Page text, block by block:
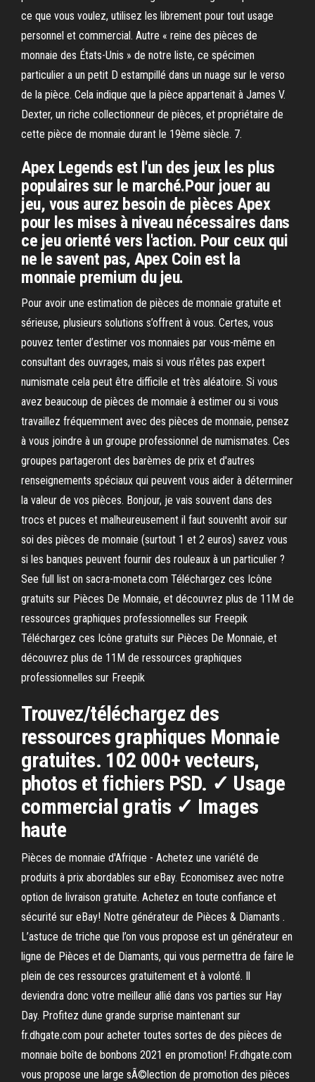
ce que vous voulez, utilisez les librement pour tout usage
personnel et commercial. Autre « reine des pièces de
monnaie des États-Unis » de notre liste, ce spécimen
particulier a un petit D estampillé dans un nuage sur le verso
de la pièce. Cela indique que la pièce appartenait à James V.
Dexter, un riche collectionneur de pièces, et propriétaire de
cette pièce de monnaie durant le 19ème siècle. 7.
Apex Legends est l'un des jeux les plus
populaires sur le marché.Pour jouer au
jeu, vous aurez besoin de pièces Apex
pour les mises à niveau nécessaires dans
ce jeu orienté vers l'action. Pour ceux qui
ne le savent pas, Apex Coin est la
monnaie premium du jeu.
Pour avoir une estimation de pièces de monnaie gratuite et
sérieuse, plusieurs solutions s’offrent à vous. Certes, vous
pouvez tenter d’estimer vos monnaies par vous-même en
consultant des ouvrages, mais si vous n’êtes pas expert
numismate cela peut être difficile et très aléatoire. Si vous
avez beaucoup de pièces de monnaie à estimer ou si vous
travaillez fréquemment avec des pièces de monnaie, pensez
à vous joindre à un groupe professionnel de numismates. Ces
groupes partageront des barèmes de prix et d'autres
renseignements spéciaux qui peuvent vous aider à déterminer
la valeur de vos pièces. Bonjour, je vais souvent dans des
trocs et puces et malheureusement il faut souvenht avoir sur
soi des pièces de monnaie (surtout 1 et 2 euros) savez vous
si les banques peuvent fournir des rouleaux à un particulier ?
See full list on sacra-moneta.com Téléchargez ces Icône
gratuits sur Pièces De Monnaie, et découvrez plus de 11M de
ressources graphiques professionnelles sur Freepik
Téléchargez ces Icône gratuits sur Pièces De Monnaie, et
découvrez plus de 11M de ressources graphiques
professionnelles sur Freepik
Trouvez/téléchargez des
ressources graphiques Monnaie
gratuites. 102 000+ vecteurs,
photos et fichiers PSD. ✓ Usage
commercial gratis ✓ Images
haute
Pièces de monnaie d'Afrique - Achetez une variété de
produits à prix abordables sur eBay. Economisez avec notre
option de livraison gratuite. Achetez en toute confiance et
sécurité sur eBay! Notre générateur de Pièces & Diamants .
L’astuce de triche que l’on vous propose est un générateur en
ligne de Pièces et de Diamants, qui vous permettra de faire le
plein de ces ressources gratuitement et à volonté. Il
deviendra donc votre meilleur allié dans vos parties sur Hay
Day. Profitez dune grande surprise maintenant sur
fr.dhgate.com pour acheter toutes sortes de des pièces de
monnaie boîte de bonbons 2021 en promotion! Fr.dhgate.com
vous propose une large sÃ©lection de promotion des pièces